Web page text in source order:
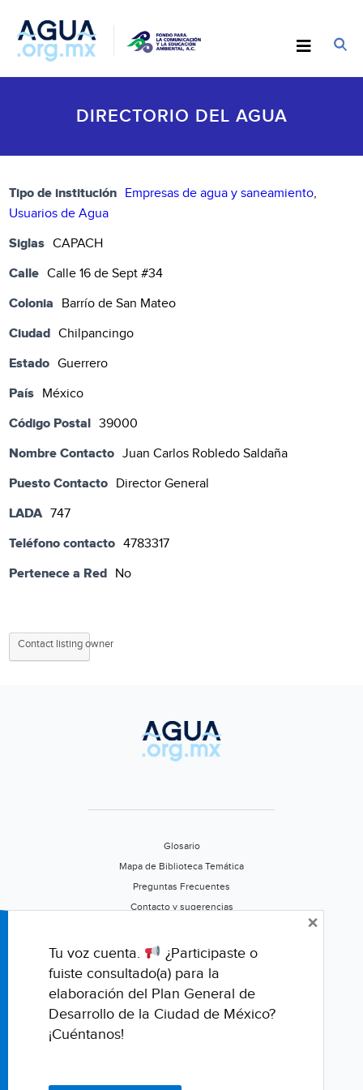
DIRECTORIO DEL AGUA
Tipo de institución Empresas de agua y saneamiento,
Usuarios de Agua
Siglas CAPACH
Calle Calle 16 de Sept #34
Colonia Barrío de San Mateo
Ciudad Chilpancingo
Estado Guerrero
País México
Código Postal 39000
Nombre Contacto Juan Carlos Robledo Saldaña
Puesto Contacto Director General
LADA 747
Teléfono contacto 4783317
Pertenece a Red No
Contact listing owner
Glosario
Mapa de Biblioteca Temática
Preguntas Frecuentes
Contacto y sugerencias
Califica este portal
Tu voz cuenta.
¿Participaste o
fuiste consultado(a) para la
elaboración del Plan General de
Desarrollo de la Ciudad de México?
¡Cuéntanos!
×